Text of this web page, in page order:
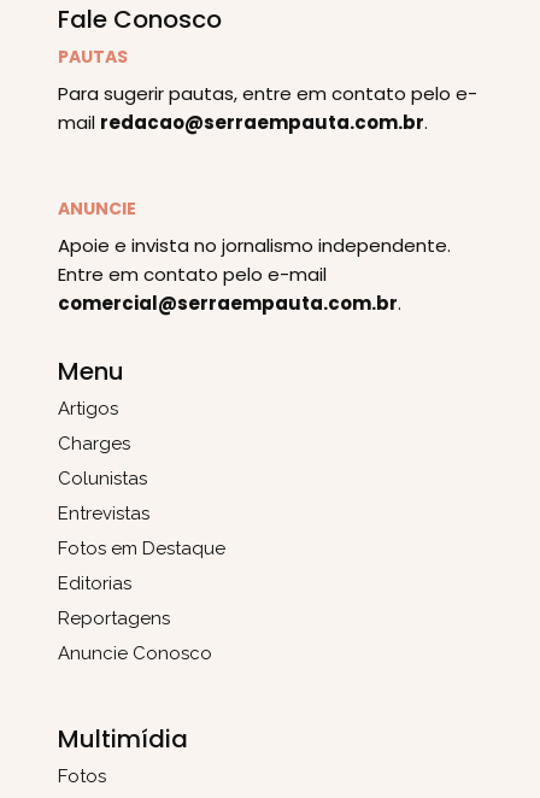
Fale Conosco
PAUTAS
Para sugerir pautas, entre em contato pelo e-
mail redacao@serraempauta.com.br.
ANUNCIE
Apoie e invista no jornalismo independente.
Entre em contato pelo e-mail
comercial@serraempauta.com.br.
Menu
Artigos
Charges
Colunistas
Entrevistas
Fotos em Destaque
Editorias
Reportagens
Anuncie Conosco
Multimídia
Fotos